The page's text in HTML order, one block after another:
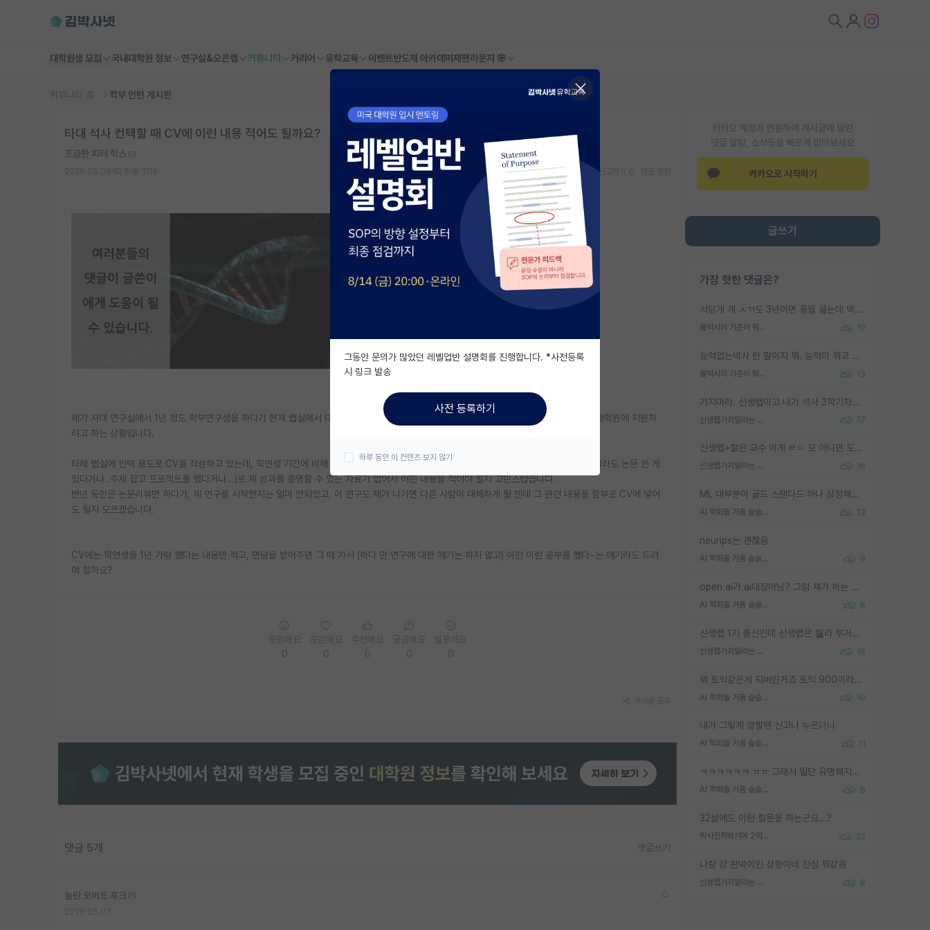
대학원생 모집 국내대학원 정보 연구실&오픈랩 커뮤니티 커리어 유학교육 이벤트반도체 아카데미 재팬라운지 🌸
커뮤니티 홈 학부 인턴 게시판
카카오 계정과 연동하여 게시글에 달린
댓글 알람, 소식등을 빠르게 받아보세요
카카오로 시작하기
글쓰기
가장 핫한 댓글은?
서당개 개 ㅅㄲ도 3년이면 풍월 읊는데 박사 5년 이상 대리고 있으면서 물된건 교수 탓 맞는ㄱ게 거기가 서당이 아니란 소리임
물박사의 기준이 뭐임? 12
능력없는박사 란 말이지 뭐. 능력이 뭐고 능력이 있다는게 뭔지는 사람마다 기준이 다르니까 얘기해봐야 서로 자기 기준만 얘기해서 논쟁이 끝이 안나고. 주위에서 능력있고 야심있는 신입생이 교수가 유의미한 피드백을 아예 안주면서 제대로된 과제에 참여해볼 기회도 제공하지 않고 잡일 뺑뺑이만 돌려서 맨날 단순작업만 하면서 밤새다가 눈빛이 점점 죽어가는걸 본 사람은 물박사는 교수탓이라고 하고, 교수는 이것저것 알려도 주고 기회도 주고 사수 동기 붙여주면서 어떻게든 끌고가려고 하는데 본인이 매일 뺀질거리면서 출근 하는둥마는둥 하다가 기껏 와서도 폰이나 쳐다보다가 실험 망치고 저녁약속있어서 먼저 가볼게요~ 하는걸 본 사람은 물박사는 본인탓이라고 함.
물박사의 기준이 뭐임? 13
가지마라. 신생랩이고 내가 석사 3학기차인데 최고참인데 나도 아무것도 모르는데 교수가 후배들 왜 논문 교육 안시키냐. 논문 왜 안 써오냐 닦달한다
신생랩가지말라는 이유가 있었구나 17
신생랩+젊은 교수 이게 ㄹㅇ 모 아니면 도인듯.
신생랩가지말라는 이유가 있었구나 16
ML 대부분이 골드 스탠다드 하나 상정해놓고 (벤치마크 데이터셋이 여러 개면 여러 개 상정) 그거 얼마나 잘 맞추나 싸움임 가끔 번뜩이는 설계 철학을 보여주는 논문들도 있지만 대부분 그거 성적 얼마나 더 올리느라에 혈안이 되어 있는 측면이 잇음
AI 학회들 거품 슬슬 지적이 나오네요 13
neurips는 괜찮음
AI 학회들 거품 슬슬 지적이 나오네요 9
open ai가 ai대장아님? 그럼 쟤가 하는 말이 다 맞겠네
AI 학회들 거품 슬슬 지적이 나오네요 8
신생랩 1기 출신인데 신생랩은 줠라 무거운 바벨 같은거임. 들면 대박인데 못들면 깔려 죽음. 아무도 알려주지 않는 환경에서 자생해야하지만, 일단 살아남았다면 그 어떤 사람보다 악착같고 생존력 높은 사람으로 거듭날 수 있음
신생랩가지말라는 이유가 있었구나 18
뭐 토익같은게 되버린거죠 토익 900이라고 영어잘하는건 아닙니다만 잘하는사람은 다 900을 넘는 그런
AI 학회들 거품 슬슬 지적이 나오네요 10
내가 그렇게 말할땐 신고나 누르더니
AI 학회들 거품 슬슬 지적이 나오네요 11
ㅋㅋㅋㅋㅋㅋ ㅠㅠ 그래서 일단 유명해지는게 중요한거같습니다
AI 학회들 거품 슬슬 지적이 나오네요 8
32살에도 이런 질문을 하는군요...?
박사진학하기에 2억은 괜찮은 (?) 정도의 경제력인가요 22
나랑 걍 판박이인 상황이네 진심 뭐같음
신생랩가지말라는 이유가 있었구나 8
타대 석사 컨택할 때 CV에 이런 내용 적어도 될까요?
조급한 피터 힉스
스크랩 신고하기
제가 자대 연구실에서 1년 정도 학부연구생을 하다가 현재 랩실에서 대학원 진학을 하기에는 우려되는 부분이 몇 가지 있어서, 늦었지만 타대 대학원에 지원하
려고 하는 상황입니다.
타래 랩실에 컨택 용도로 CV를 작성하고 있는데, 학연생 기간에 비해 가시적인 결과(선배 연구에 3저자로라도 이름을 올린다거나..낮은 저널이라도 논문 쓴 게
있다거나..주제 잡고 프로젝트를 했다거나...)로 제 성과를 증명할 수 있는 자료가 없어서 어떤 내용을 적어야 할지 고민스럽습니다.
반년 동안은 논문리뷰만 하다가, 제 연구를 시작한지는 얼마 안되었고, 이 연구도 제가 나가면 다른 사람이 대체하게 될 텐데 그 관련 내용을 함부로 CV에 넣어
도 될지 모르겠습니다.
CV에는 학연생을 1년 가량 했다는 내용만 적고, 면담을 받아주면 그 때 가서 (하다 만 연구에 대한 얘기는 하지 말고) 이런 이런 공부를 했다~는 얘기라도 드려
야 할까요?
댓글 5개 댓글쓰기
놀란 로버트 후크
그동안 문의가 많았던 레벨업반 설명회를 진행합니다. *사전등록
시 링크 발송
사전 등록하기
하루 동안 이 컨텐츠 보지 않기